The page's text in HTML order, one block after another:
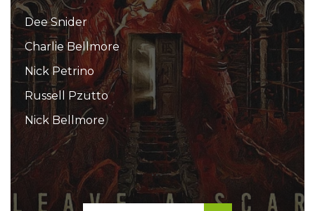
Dee Snider
Charlie Bellmore
Nick Petrino
Russell Pzutto
Nick Bellmore
...